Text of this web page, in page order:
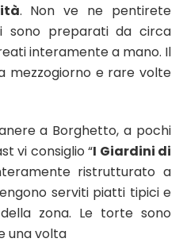
. Non ve ne pentirete
sono preparati da circa
interamente a mano. Il
mezzogiorno e rare volte
a Borghetto, a pochi
vi consiglio “I Giardini di
ristrutturato a
serviti piatti tipici e
zona. Le torte sono
una volta